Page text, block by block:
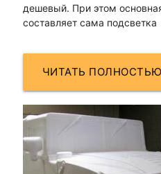
дешевый. При этом
составляет сама подсветка
ЧИТАТЬ ПОЛНОСТЬЮ